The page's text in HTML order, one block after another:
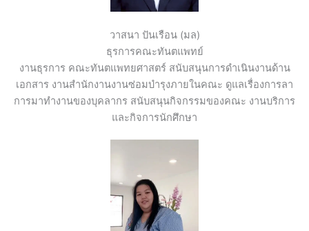
วาสนา ปันเรือน (มล)
ธุรการคณะทันตแพทย์
งานธุรการ คณะทันตแพทยศาสตร์ สนับสนุนการดำเนินงานด้าน
เอกสาร งานสำนักงานงานซ่อมบำรุงภายในคณะ ดูแลเรื่องการลา
การมาทำงานของบุคลากร สนับสนุนกิจกรรมของคณะ งานบริการ
และกิจการนักศึกษา